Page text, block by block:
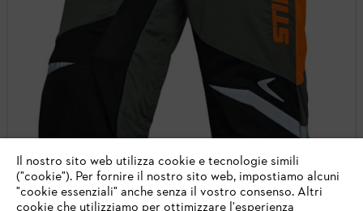
Il nostro sito web utilizza cookie e tecnologie simili
("cookie"). Per fornire il nostro sito web, impostiamo alcuni
"cookie essenziali" anche senza il vostro consenso. Altri